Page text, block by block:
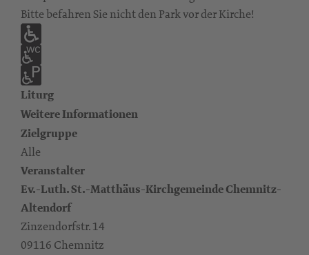
Bitte befahren Sie nicht den Park vor der Kirche!
Liturg
Weitere Informationen
Zielgruppe
Alle
Veranstalter
Ev.-Luth. St.-Matthäus-Kirchgemeinde Chemnitz-
Altendorf
Zinzendorfstr. 14
09116 Chemnitz